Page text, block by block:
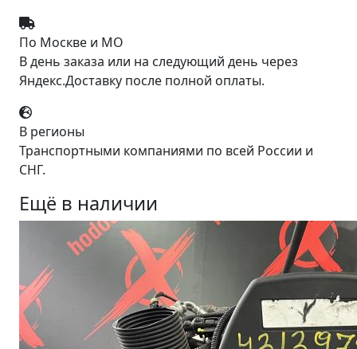
По Москве и МО
В день заказа или на следующий день через
Яндекс.Доставку после полной оплаты.
В регионы
Транспортными компаниями по всей России и
СНГ.
Ещё в наличии